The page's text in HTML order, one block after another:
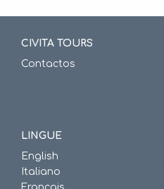
CIVITA TOURS
Contactos
LINGUE
English
Italiano